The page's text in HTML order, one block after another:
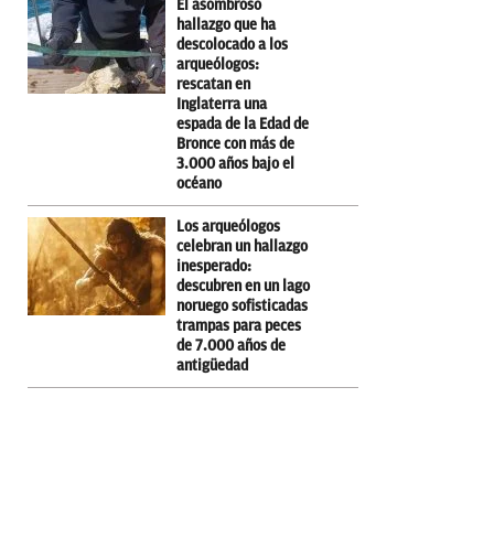
El asombroso
hallazgo que ha
descolocado a los
arqueólogos:
rescatan en
Inglaterra una
espada de la Edad de
Bronce con más de
3.000 años bajo el
océano
Los arqueólogos
celebran un hallazgo
inesperado:
descubren en un lago
noruego sofisticadas
trampas para peces
de 7.000 años de
antigüedad